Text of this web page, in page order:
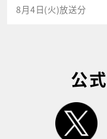
8月4日(火)放送分
公